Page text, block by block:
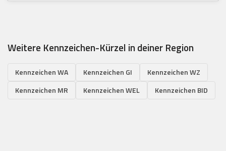
Weitere Kennzeichen-Kürzel in deiner Region
Kennzeichen WA Kennzeichen GI
Kennzeichen WZ
Kennzeichen MR
Kennzeichen WEL Kennzeichen BID